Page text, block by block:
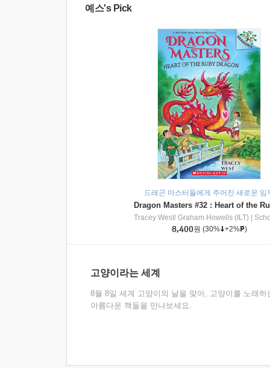
예스's Pick
드래곤 마스터들에게 주어진 새로운 임
Tracey West/ Graham Howells (ILT)
8,400원 (30% +2% )
고양이라는 세계
8월 8일 세계 고양이의 날을 맞아, 고양이를 노래하
아름다운 책들을 만나보세요.